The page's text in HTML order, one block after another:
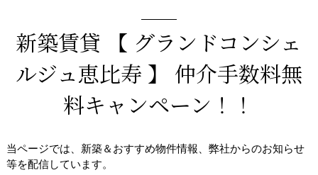
新築賃貸 【 グランドコンシェ
ルジュ恵比寿 】 仲介手数料無
料キャンペーン！！
当ページでは、新築＆おすすめ物件情報、弊社からのお知らせ
等を配信しています。